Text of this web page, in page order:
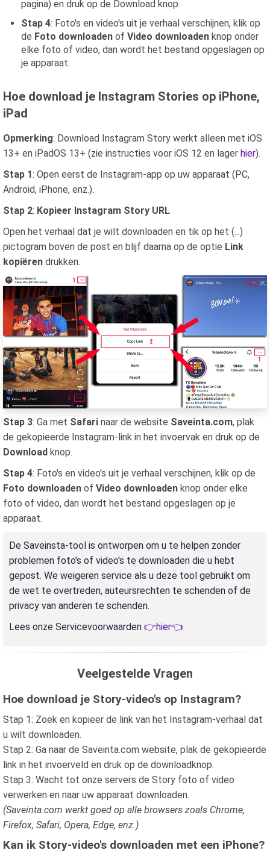
pagina) en druk op de Download knop.
Stap 4: Foto's en video's uit je verhaal verschijnen, klik op
de Foto downloaden of Video downloaden knop onder
elke foto of video, dan wordt het bestand opgeslagen op
je apparaat.
Hoe download je Instagram Stories op iPhone,
iPad
Opmerking: Download Instagram Story werkt alleen met iOS
13+ en iPadOS 13+ (zie instructies voor iOS 12 en lager hier).
Stap 1: Open eerst de Instagram-app op uw apparaat (PC,
Android, iPhone, enz.).
Stap 2: Kopieer Instagram Story URL
Open het verhaal dat je wilt downloaden en tik op het (...)
pictogram boven de post en blijf daarna op de optie Link
kopiëren drukken.
Stap 3: Ga met Safari naar de website Saveinta.com, plak
de gekopieerde Instagram-link in het invoervak en druk op de
Download knop.
Stap 4: Foto's en video's uit je verhaal verschijnen, klik op de
Foto downloaden of Video downloaden knop onder elke
foto of video, dan wordt het bestand opgeslagen op je
apparaat.
De Saveinsta-tool is ontworpen om u te helpen zonder
problemen foto's of video's te downloaden die u hebt
gepost. We weigeren service als u deze tool gebruikt om
de wet te overtreden, auteursrechten te schenden of de
privacy van anderen te schenden.
Lees onze Servicevoorwaarden 👉hier👈
Veelgestelde Vragen
Hoe download je Story-video's op Instagram?
Stap 1: Zoek en kopieer de link van het Instagram-verhaal dat
u wilt downloaden.
Stap 2: Ga naar de Saveinta.com website, plak de gekopieerde
link in het invoerveld en druk op de downloadknop.
Stap 3: Wacht tot onze servers de Story foto of video
verwerken en naar uw apparaat downloaden.
(Saveinta.com werkt goed op alle browsers zoals Chrome,
Firefox, Safari, Opera, Edge, enz.)
Kan ik Story-video's downloaden met een iPhone?